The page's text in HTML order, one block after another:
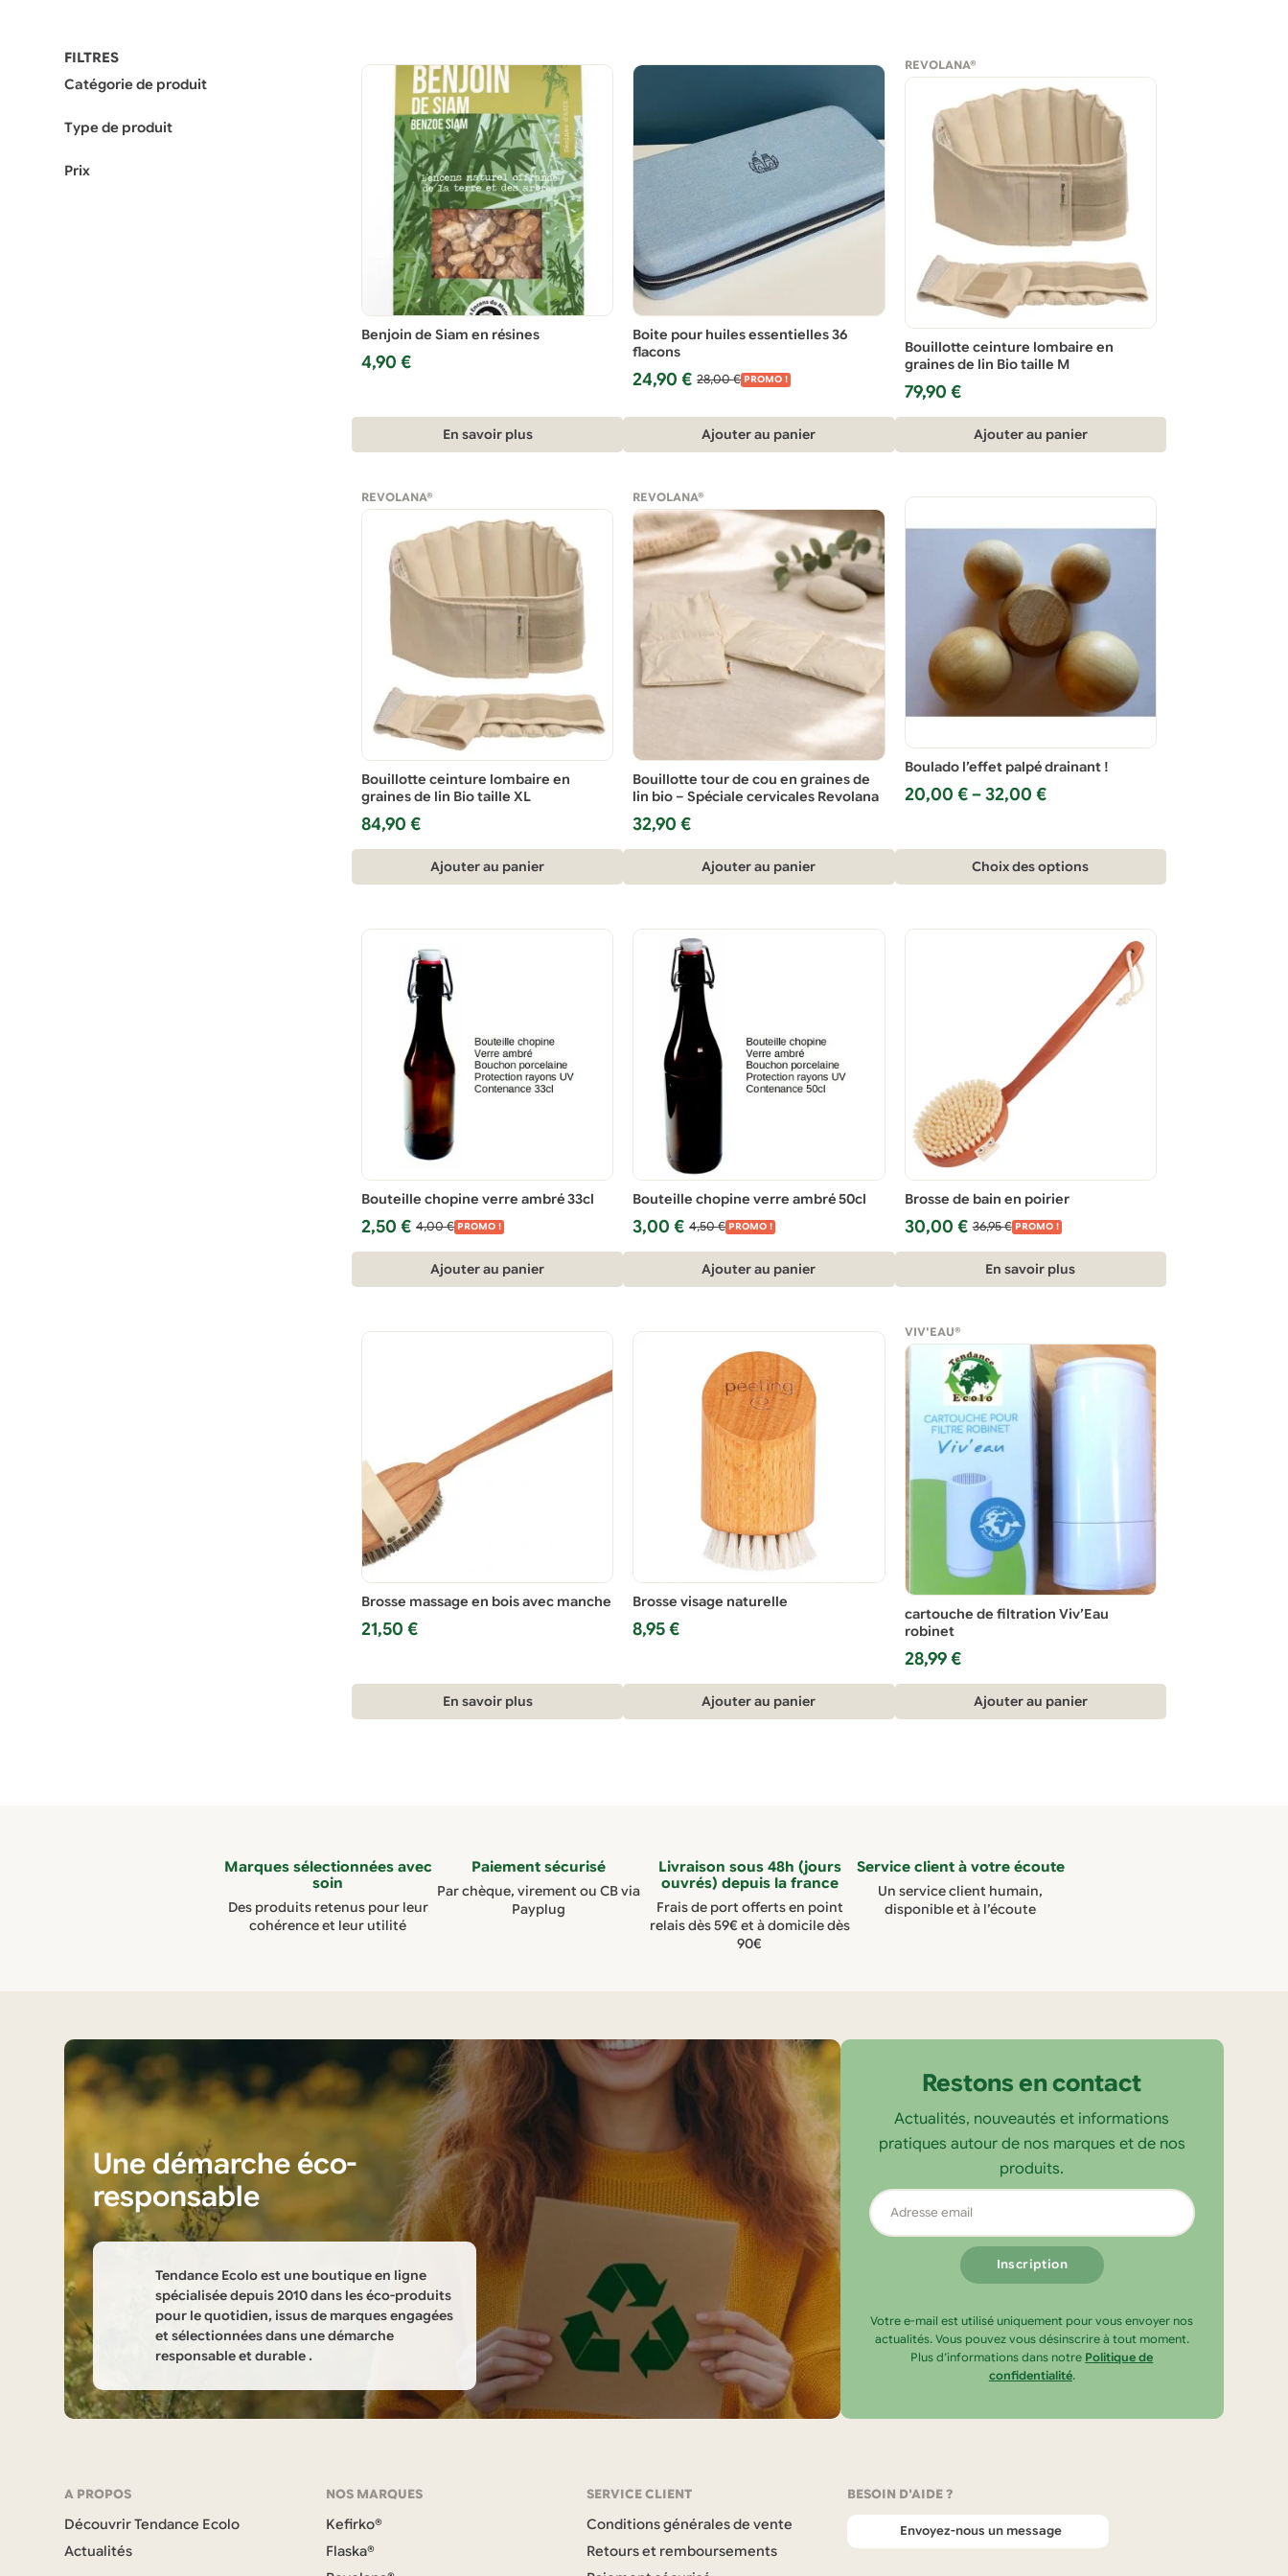
Benjoin de Siam en résines
4,90€
En savoir plus
Boite pour huiles essentielles 36
flacons
28,00€
Le
initial
28,00 €.
24,90€
Le
actuel
24,90 €.
PROMO !
Ajouter au panier
REVOLANA®
Bouillotte ceinture lombaire en
graines de lin Bio taille M
79,90 €
Ajouter au panier
REVOLANA®
Bouillotte ceinture lombaire en
graines de lin Bio taille XL
84,90€
Ajouter au panier
REVOLANA®
Bouillotte tour de cou en graines de
lin bio – Spéciale cervicales Revolana
32,90€
Ajouter au panier
Boulado l’effet palpé drainant !
20,00 €–32,00 €
Plage
20,00 €
Choix des options
produit
plusieurs
choisies
page
du
produit
Bouteille chopine verre ambré 33cl
4,00€
Le
était :
2,50€
Le
est :
PROMO !
Ajouter au panier
Bouteille chopine verre ambré 50cl
4,50€
Le
était :
3,00€
Le
est :
PROMO !
Ajouter au panier
Brosse de bain en poirier
36,95€
Le
était :
30,00 €
Le
est :
PROMO !
En savoir plus
Brosse massage en bois avec manche
21,50€
En savoir plus
Brosse visage naturelle
8,95€
Ajouter au panier
VIV'EAU®
cartouche de filtration Viv’Eau
robinet
28,99€
Ajouter au panier
FILTRES
Catégorie de produit
Type de produit
Prix
Marques sélectionnées avec
soin
Des produits retenus pour leur
cohérence et leur utilité
Paiement sécurisé
Par chèque, virement ou CB via
Payplug
Livraison sous 48h (jours
ouvrés) depuis la france
Frais de port offerts en point
relais dès 59€ et à domicile dès
90€
Service client à votre écoute
Un service client humain,
disponible et à l’écoute
Informations
la
boutique
Tendance
Une démarche éco-
responsable
Tendance Ecolo est une boutique en ligne
spécialisée depuis 2010 dans les éco-produits
pour le quotidien, issus de marques engagées
et sélectionnées dans une démarche
responsable et durable .
Restons en contact
Actualités, nouveautés et informations
pratiques autour de nos marques et de nos
produits.
Adresse
email
Votre e-mail est utilisé uniquement pour vous envoyer nos
actualités. Vous pouvez vous désinscrire à tout moment.
Plus d’informations dans notre Politique de
confidentialité.
Navigation
A PROPOS
Découvrir Tendance Ecolo
Actualités
NOS MARQUES
Kefirko®
Flaska®
SERVICE CLIENT
Conditions générales de vente
Retours et remboursements
BESOIN D'AIDE ?
Envoyez-nous un message